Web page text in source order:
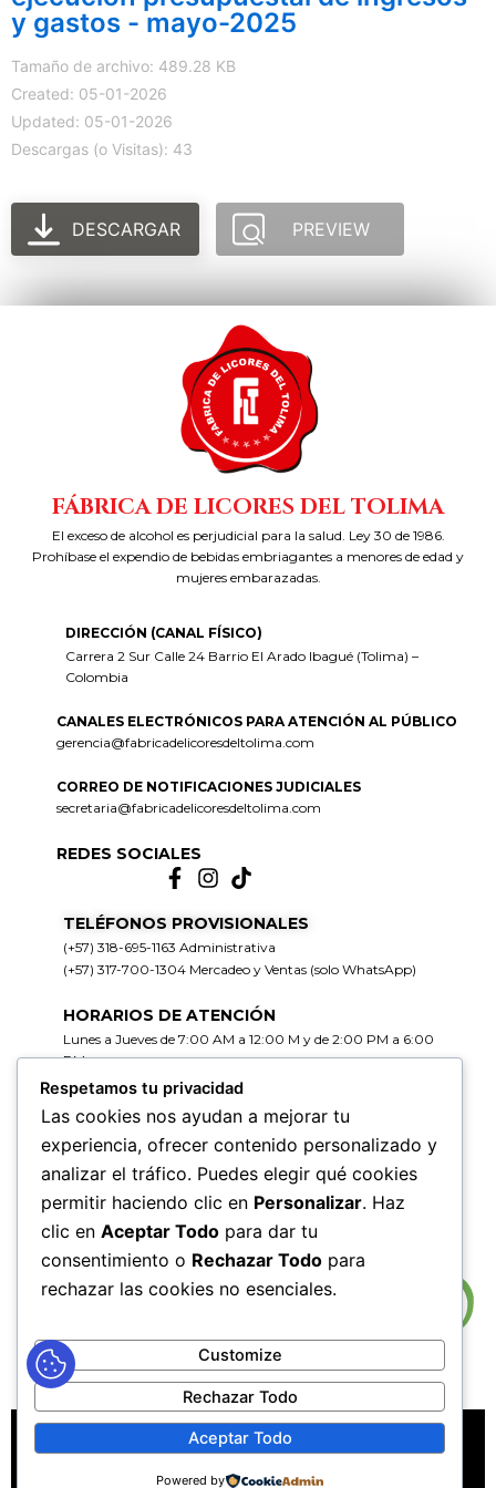
y gastos - mayo-2025
Tamaño de archivo: 489.28 KB
Created: 05-01-2026
Updated: 05-01-2026
Descargas (o Visitas): 43
DESCARGAR PREVIEW
FÁBRICA DE LICORES DEL TOLIMA
El exceso de alcohol es perjudicial para la salud. Ley 30 de 1986.
Prohíbase el expendio de bebidas embriagantes a menores de edad y
mujeres embarazadas.
DIRECCIÓN (CANAL FÍSICO)
Carrera 2 Sur Calle 24 Barrio El Arado Ibagué (Tolima) –
Colombia
CANALES ELECTRÓNICOS PARA ATENCIÓN AL PÚBLICO
gerencia@fabricadelicoresdeltolima.com
CORREO DE NOTIFICACIONES JUDICIALES
secretaria@fabricadelicoresdeltolima.com
REDES SOCIALES
TELÉFONOS PROVISIONALES
(+57) 318-695-1163 Administrativa
(+57) 317-700-1304 Mercadeo y Ventas (solo WhatsApp)
HORARIOS DE ATENCIÓN
Lunes a Jueves de 7:00 AM a 12:00 M y de 2:00 PM a 6:00
PM
Viernes de 7:00 AM a 12:00 M y de 2:00 PM a 5:00 PM
HORARIOS DE RADICACIÓN DE
CORRESPONDENCIA
Lunes a Jueves de 7:30 AM a 11:30 AM y de 2:00 PM a 5:00
PM
Viernes de 7:30 AM a 11:30 PM y de 2:00 PM a 4:00 PM
MAPA DEL SITIOPOLÍTICAS DE PRIVACIDAD
POLÍTICAS DE DERECHOS DE AUTOR
Respetamos tu privacidad
Las cookies nos ayudan a mejorar tu
experiencia, ofrecer contenido personalizado y
analizar el tráfico. Puedes elegir qué cookies
permitir haciendo clic en Personalizar. Haz
clic en Aceptar Todo para dar tu
consentimiento o Rechazar Todo para
rechazar las cookies no esenciales.
Customize
Rechazar Todo
Aceptar Todo
Powered by